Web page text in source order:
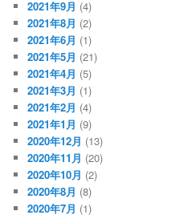
2021年9月 (4)
2021年8月 (2)
2021年6月 (1)
2021年5月 (21)
2021年4月 (5)
2021年3月 (1)
2021年2月 (4)
2021年1月 (9)
2020年12月 (13)
2020年11月 (20)
2020年10月 (2)
2020年8月 (8)
2020年7月 (1)